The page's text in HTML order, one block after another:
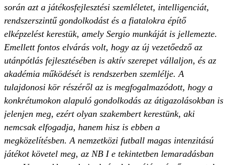
során azt a játékosfejlesztési szemléletet, intelligenciát,
rendszerszintű gondolkodást és a fiatalokra építő
elképzelést kerestük, amely Sergio munkáját is jellemezte.
Emellett fontos elvárás volt, hogy az új vezetőedző az
utánpótlás fejlesztésében is aktív szerepet vállaljon, és az
akadémia működését is rendszerben szemlélje. A
tulajdonosi kör részéről az is megfogalmazódott, hogy a
konkrétumokon alapuló gondolkodás az átigazolásokban is
jelenjen meg, ezért olyan szakembert kerestünk, aki
nemcsak elfogadja, hanem hisz is ebben a
megközelítésben. A nemzetközi futball magas intenzitású
játékot követel meg, az NB I e tekintetben lemaradásban